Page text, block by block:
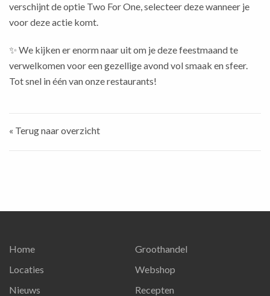
verschijnt de optie Two For One, selecteer deze wanneer je
voor deze actie komt.
✨ We kijken er enorm naar uit om je deze feestmaand te
verwelkomen voor een gezellige avond vol smaak en sfeer.
Tot snel in één van onze restaurants!
« Terug naar overzicht
Home
Locaties
Nieuws
Groothandel
Webshop
Recepten